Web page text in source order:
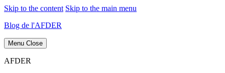
Skip to the content Skip to the main menu
Blog de l'AFDER
Menu Close
AFDER